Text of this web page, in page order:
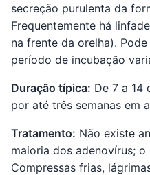
secreção purulenta da
Frequentemente há
na frente da orelha).
período de incubação
Duração típica: De 7 a 14
por até três semanas em
Tratamento: Não existe
maioria dos adenovírus;
Compressas frias,